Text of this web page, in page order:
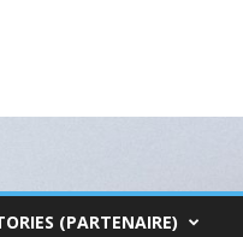
(PARTENAIRE)